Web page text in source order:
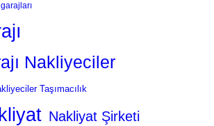
Nakliyeciler
Taşımacılık
Nakliyat Şirketi